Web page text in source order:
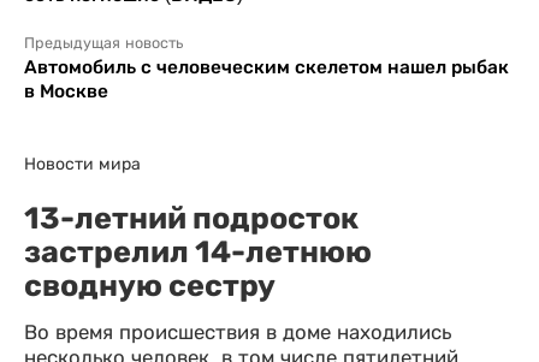
Предыдущая новость
Автомобиль с человеческим скелетом нашел рыбак
в Москве
Новости мира
13-летний подросток
застрелил 14-летнюю
сводную сестру
Во время происшествия в доме находились